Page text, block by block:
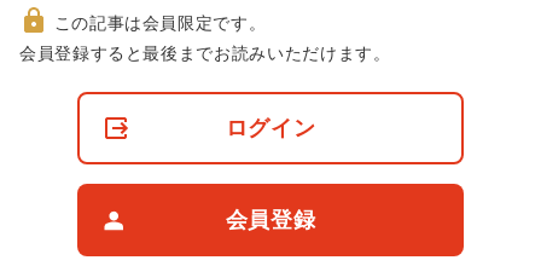
非
この記事は会員限定です。
会員登録すると最後までお読みいただけます。
ログイン
会員登録